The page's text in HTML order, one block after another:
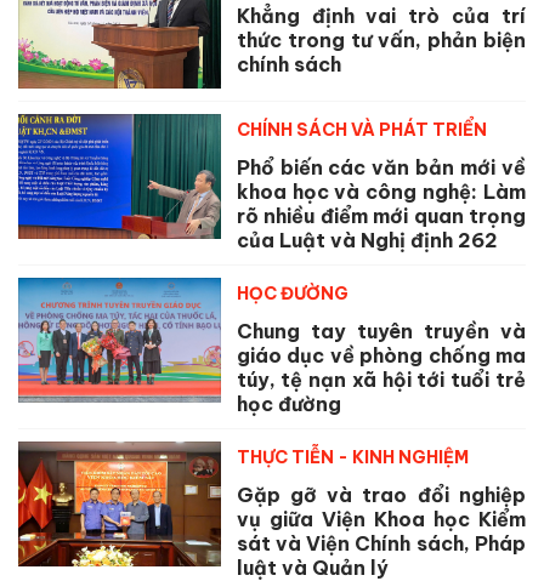
Khẳng định vai trò của trí
thức trong tư vấn, phản biện
chính sách
CHÍNH SÁCH VÀ PHÁT TRIỂN
Phổ biến các văn bản mới về
khoa học và công nghệ: Làm
rõ nhiều điểm mới quan trọng
của Luật và Nghị định 262
HỌC ĐƯỜNG
Chung tay tuyên truyền và
giáo dục về phòng chống ma
túy, tệ nạn xã hội tới tuổi trẻ
học đường
THỰC TIỄN - KINH NGHIỆM
Gặp gỡ và trao đổi nghiệp
vụ giữa Viện Khoa học Kiểm
sát và Viện Chính sách, Pháp
luật và Quản lý